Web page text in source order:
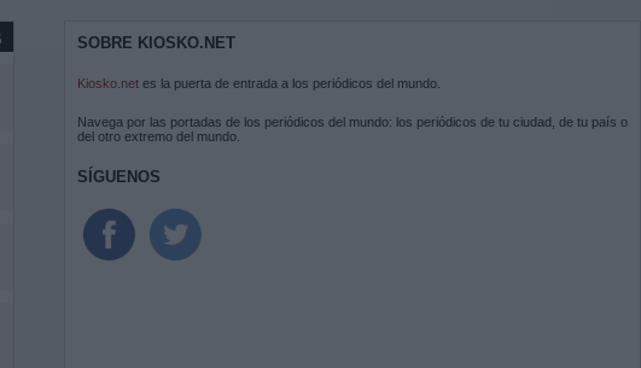
SOBRE KIOSKO.NET
Kiosko.net es la puerta de entrada a los periódicos del mundo.
Navega por las portadas de los periódicos del mundo: los periódicos de tu ciudad, de tu país o
del otro extremo del mundo.
SÍGUENOS